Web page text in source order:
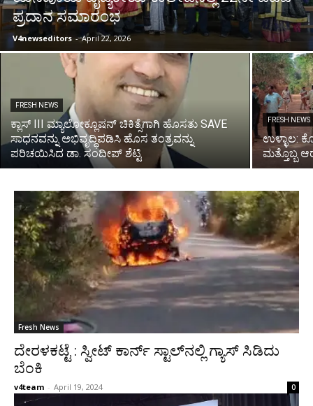
ಪ್ರದಾನ ಸಮಾರಂಭ
V4newseditors - April 22, 2026
FRESH NEWS
ಕ್ಲಾಸ್ III ಮ್ಯಾಲೋಕ್ಲೂಷನ್ ಚಿಕಿತ್ಸೆಗಾಗಿ ಹೊಸತು SAVE
ಸಾಧನವನ್ನು ಅಭಿವೃದ್ಧಿಪಡಿಸಿ ಹೊಸ ತಂತ್ರವನ್ನು
ಪರಿಚಯಿಸಿದ ಡಾ. ಸಂದೀಪ್ ಶೆಟ್ಟಿ
FRESH NEWS
ಉಳ್ಳಾಲ:
ಮತ್ತೊಬ್ಬ
Fresh News
ದೇರಳಕಟ್ಟೆ : ಸ್ವೀಟ್ ಕಾರ್ನ್ ಸ್ಟಾಲ್‌ನಲ್ಲಿ ಗ್ಯಾಸ್ ಸಿಡಿದು
ಬೆಂಕಿ
v4team - April 19, 2024 0